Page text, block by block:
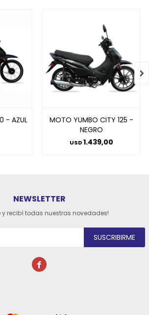
- AZUL
MOTO YUMBO CITY 125 -
NEGRO
USD1.439,00

NEWSLETTER
y recibí todas nuestras novedades!
SUSCRIBIRME
